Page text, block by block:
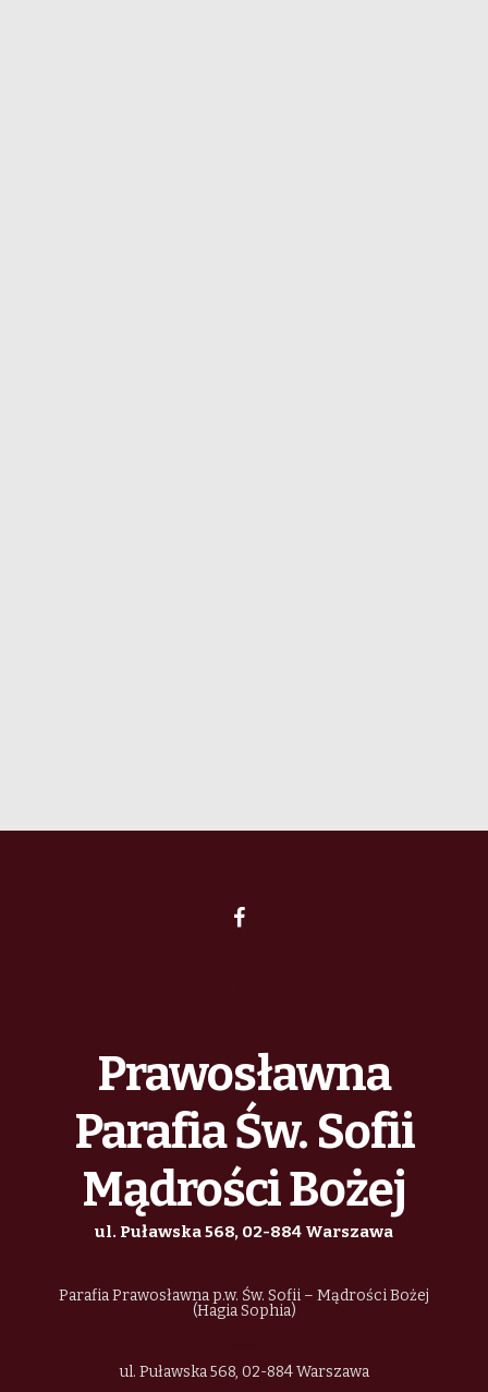
Prawosławna
Parafia Św. Sofii
Mądrości Bożej
ul. Puławska 568, 02-884 Warszawa
Parafia Prawosławna p.w. Św. Sofii – Mądrości Bożej
(Hagia Sophia)
ul. Puławska 568, 02-884 Warszawa